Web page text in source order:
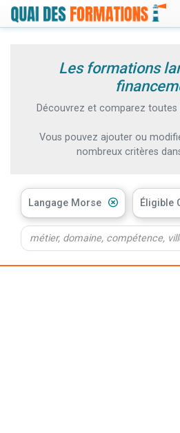
Les formations
Découvrez et comparez
Vous pouvez ajouter ou
nombreux critères
Langage Morse Éligible